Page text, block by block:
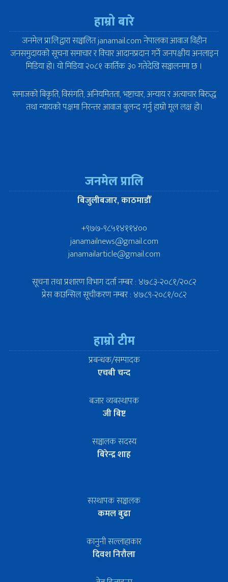
हाम्रो बारे
जनमेल प्रा.लि.द्वारा सञ्चालित janamail.com नेपालका आवाज विहीन
जनसमुदायको सूचना समाचार र विचार आदानप्रदान गर्ने जनपक्षीय अनलाइन
मिडिया हो। यो मिडिया २०८१ कार्तिक ३० गतेदेखि सञ्चालनमा छ ।
समाजको बिकृति, विसंगति, अनियमितता, भष्टाचार, अन्याय र अत्याचार बिरुद्ध
तथा न्यायको पक्षमा निरन्तर आवाज बुलन्द गर्नु हाम्रो मूल लक्ष हो।
जनमेल प्रालि
बिजुलीबजार, काठमाडौँ
+९७७-९८५१४११४००
janamailnews@gmail.com
janamailarticle@gmail.com
सूचना तथा प्रशारण विभाग दर्ता नम्बर : ४७८३-२०८१/२०८२
प्रेस काउन्सिल सूचीकरण नम्बर : ४७८९-२०८१/०८२
हाम्रो टीम
प्रबन्धक/सम्पादक
एचबी चन्द
बजार व्यबस्थापक
जी बिष्ट
सञ्चालक सदस्य
बिरेन्द्र शाह
सस्थापक सञ्चालक
कमल बुढा
कानुनी सल्लाहाकार
दिवश निरौला